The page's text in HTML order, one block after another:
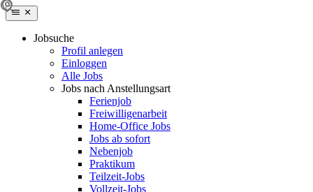
Jobsuche
Profil anlegen
Einloggen
Alle Jobs
Jobs nach Anstellungsart
Ferienjob
Freiwilligenarbeit
Home-Office Jobs
Jobs ab sofort
Nebenjob
Praktikum
Teilzeit-Jobs
Vollzeit-Jobs